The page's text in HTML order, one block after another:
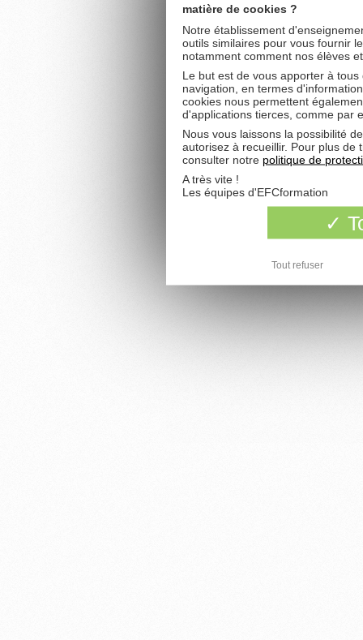
matière de cookies ?
Notre établissement
outils similaires pour vous fournir
notamment comment nos élèves
Le but est de vous apporter à
navigation, en termes
cookies nous permettent
d'applications tierces, comme par
Nous vous laissons la possibilité
autorisez à recueillir. Pour plus de
consulter notre politique de
A très vite !
Les équipes d'EFCformation
Tout refuser